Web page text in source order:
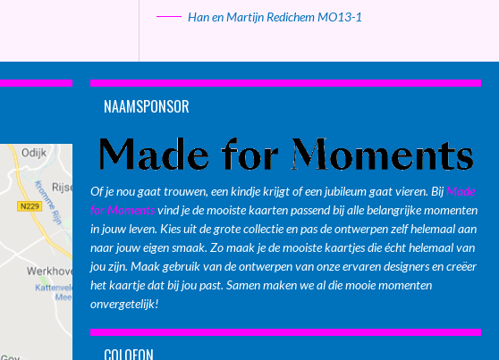
Han en Martijn Redichem MO13-1
NAAMSPONSOR
Of je nou gaat trouwen, een kindje krijgt of een jubileum gaat vieren. BijMade
for Momentsvind je de mooiste kaarten passend bij alle belangrijke momenten
in jouw leven. Kies uit de grote collectie en pas de ontwerpen zelf helemaal aan
naar jouw eigen smaak. Zo maak je de mooiste kaartjes die écht helemaal van
jou zijn. Maak gebruik van de ontwerpen van onze ervaren designers en creëer
het kaartje dat bij jou past. Samen maken we al die mooie momenten
onvergetelijk!
COLOFON